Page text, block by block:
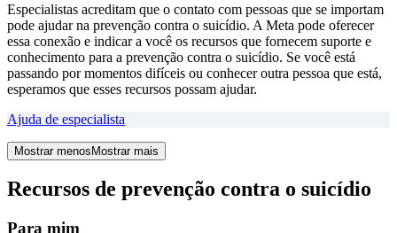
Especialistas acreditam que o contato com pessoas que se importam
pode ajudar na prevenção contra o suicídio. A Meta pode oferecer
essa conexão e indicar a você os recursos que fornecem suporte e
conhecimento para a prevenção contra o suicídio. Se você está
passando por momentos difíceis ou conhecer outra pessoa que está,
esperamos que esses recursos possam ajudar.
Ajuda de especialista
Mostrar menosMostrar mais
Recursos de prevenção contra o suicídio
Para mim